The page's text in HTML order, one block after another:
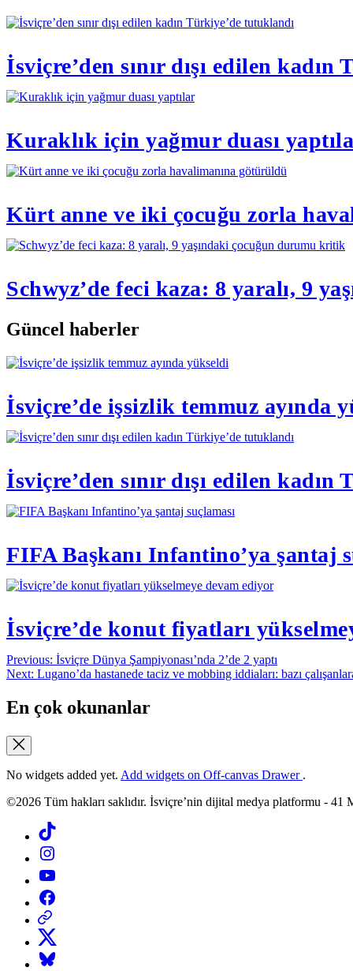
İsviçre’den sınır dışı edilen
Kuraklık için yağmur duası
Kürt anne ve iki çocuğu zorla
Schwyz’de feci kaza: 8 yaralı, 9
Güncel haberler
İsviçre’de işsizlik temmuz ayında
İsviçre’den sınır dışı edilen
FIFA Başkanı Infantino’ya şantaj
İsviçre’de konut fiyatları
Yazı
gezinmesi
Previous: İsviçre Dünya Şampiyonası’nda 2’de 2 yaptı
Next: Lugano’da hastanede taciz ve mobbing iddiaları: bazı
En çok okunanlar
No widgets added yet. Add widgets on Off-canvas Drawer .
©2026 Tüm hakları saklıdır. İsviçre’nin dijital medya platformu -
Tiktok
Instagram
YouTube
Facebook
Threads
X
Bluesky